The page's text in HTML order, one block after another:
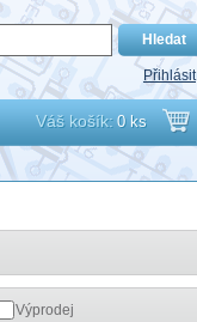
Váš košík: 0 ks
Přihlásit
Výprodej